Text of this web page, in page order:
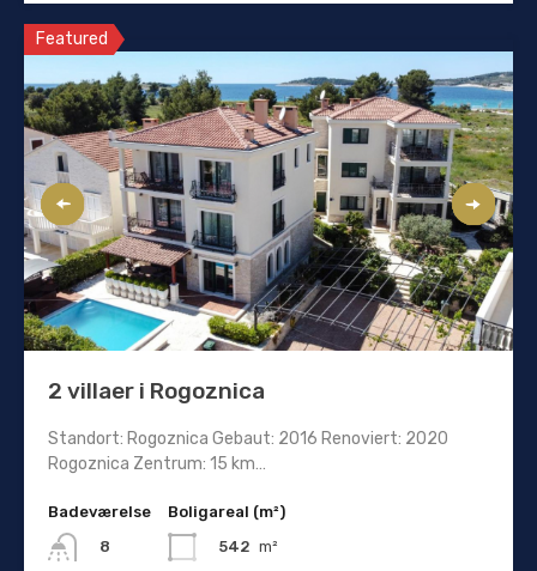
Featured
2 villaer i Rogoznica
Standort: Rogoznica Gebaut: 2016 Renoviert: 2020
Rogoznica Zentrum: 15 km…
Badeværelse
8
Boligareal (m²)
542 m²